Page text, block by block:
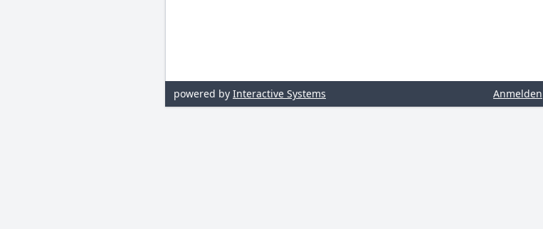
Anmelden
powered by Interactive Systems